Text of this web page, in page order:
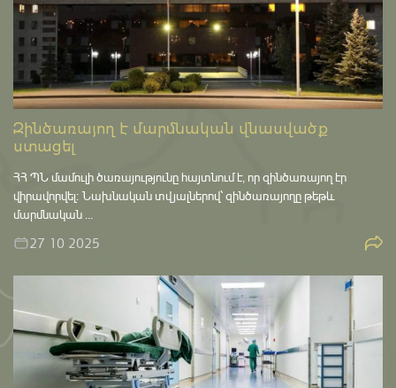
Զինծառայող է մարմնական վնասվածք
ստացել
ՀՀ ՊՆ մամուլի ծառայությունը հայտնում է, որ զինծառայող էր
վիրավորվել։ Նախնական տվյալներով՝ զինծառայողը թեթև
մարմնական …
27 10 2025